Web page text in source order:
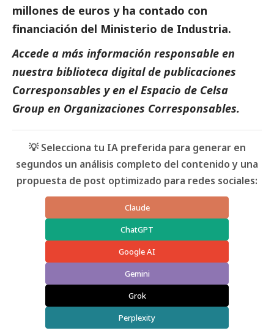
millones de euros y ha contado con
financiación del Ministerio de Industria.
Accede a más información responsable en
nuestra biblioteca digital de publicaciones
Corresponsables y en el Espacio de Celsa
Group en Organizaciones Corresponsables.
💡 Selecciona tu IA preferida para generar en
segundos un análisis completo del contenido y una
propuesta de post optimizado para redes sociales:
Claude
ChatGPT
Google AI
Gemini
Grok
Perplexity